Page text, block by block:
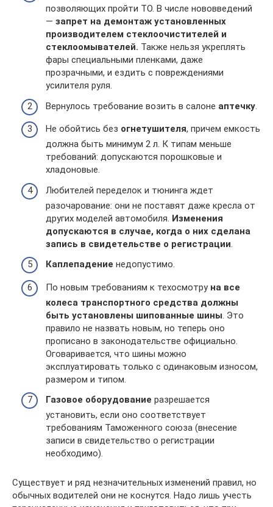
позволяющих пройти ТО. В числе нововведений
— запрет на демонтаж установленных
производителем стеклоочистителей и
стеклоомывателей. Также нельзя укреплять
фары специальными пленками, даже
прозрачными, и ездить с повреждениями
усилителя руля.
Вернулось требование возить в салоне аптечку.
Не обойтись без огнетушителя, причем емкость
должна быть минимум 2 л. К типам меньше
требований: допускаются порошковые и
хладоновые.
Любителей переделок и тюнинга ждет
разочарование: они не поставят даже кресла от
других моделей автомобиля. Изменения
допускаются в случае, когда о них сделана
запись в свидетельстве о регистрации.
Каплепадение недопустимо.
По новым требованиям к техосмотру на все
колеса транспортного средства должны
быть установлены шипованные шины. Это
правило не назвать новым, но теперь оно
прописано в законодательстве официально.
Оговаривается, что шины можно
эксплуатировать только с одинаковым износом,
размером и типом.
Газовое оборудование разрешается
установить, если оно соответствует
требованиям Таможенного союза (внесение
записи в свидетельство о регистрации
необходимо).
Существует и ряд незначительных изменений правил, но
обычных водителей они не коснутся. Надо лишь учесть